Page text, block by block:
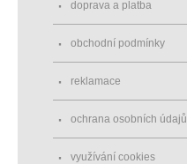
doprava a platba
obchodní podmínky
reklamace
ochrana osobních údajů
využívání cookies